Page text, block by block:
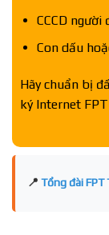
CCCD
Con dấu
Hãy chuẩn bị
ký Internet
📍 Tổng đài FPT